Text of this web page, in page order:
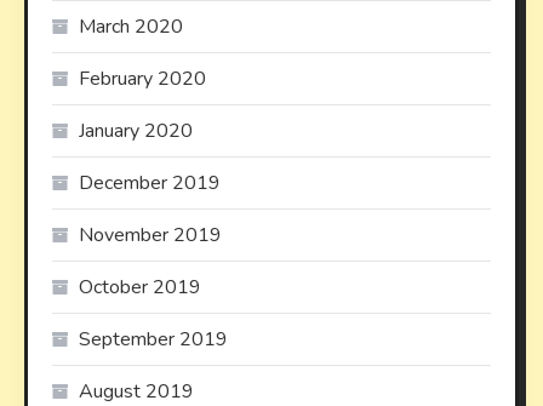
March 2020
February 2020
January 2020
December 2019
November 2019
October 2019
September 2019
August 2019